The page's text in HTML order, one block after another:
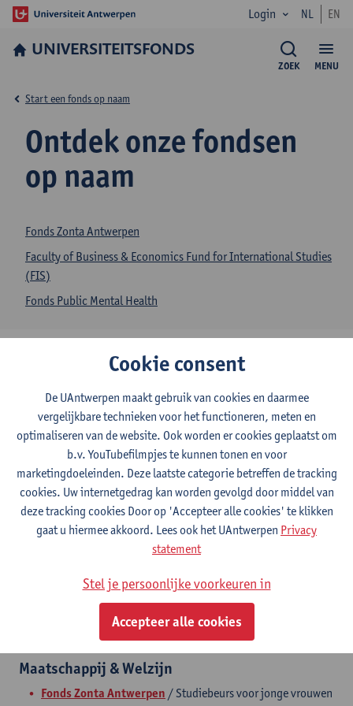
Login NL EN
UNIVERSITEITSFONDS
MENU
ZOEK
Ontdek onze fondsen
op naam
Start een fonds op naam
Fonds Zonta Antwerpen
Faculty of Business & Economics Fund for International Studies
(FIS)
Fonds Public Mental Health
Nieuwsgierig naar onze huidige fondsen op naam en hoe deze
bijdragen aan onze maatschappij? Hieronder vind je een
overzichtje terug van onze lopende fondsen op naam.
Maatschappij & Welzijn
Fonds Zonta Antwerpen / Studiebeurs voor jonge vrouwen
Cookie consent
De UAntwerpen maakt gebruik van cookies en daarmee
vergelijkbare technieken voor het functioneren, meten en
optimaliseren van de website. Ook worden er cookies geplaatst om
b.v. YouTubefilmpjes te kunnen tonen en voor
marketingdoeleinden. Deze laatste categorie betreffen de tracking
cookies. Uw internetgedrag kan worden gevolgd door middel van
deze tracking cookies Door op 'Accepteer alle cookies' te klikken
gaat u hiermee akkoord. Lees ook het UAntwerpen Privacy
statement
Stel je persoonlijke voorkeuren in
Accepteer alle cookies